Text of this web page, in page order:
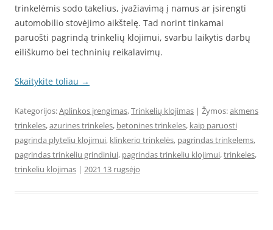
trinkelėmis sodo takelius, įvažiavimą į namus ar įsirengti
automobilio stovėjimo aikštelę. Tad norint tinkamai
paruošti pagrindą trinkelių klojimui, svarbu laikytis darbų
eiliškumo bei techninių reikalavimų.
Skaitykite toliau →
Kategorijos:Aplinkos įrengimas,Trinkelių klojimas | Žymos:akmens
trinkeles,azurines trinkeles, betonines trinkeles, kaip paruosti
pagrinda plyteliu klojimui, klinkerio trinkelės, pagrindas trinkelems,
pagrindas trinkeliu grindiniui, pagrindas trinkeliu klojimui,trinkeles,
trinkeliu klojimas | 2021 13 rugsėjo